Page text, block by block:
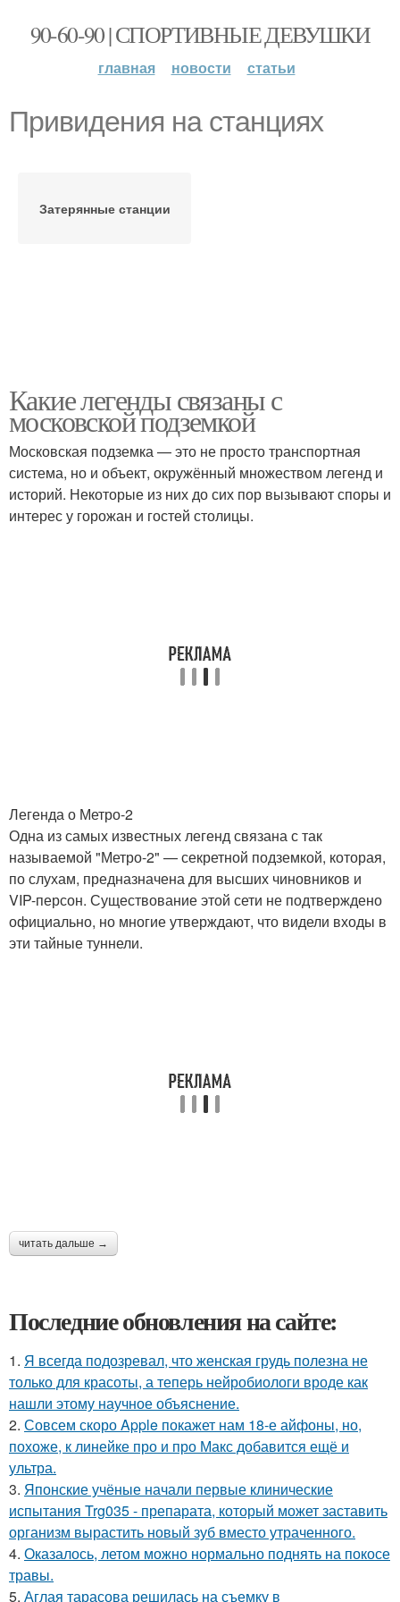
90-60-90 | СПОРТИВНЫЕ ДЕВУШКИ
главная новости статьи
Привидения на станциях
Затерянные станции
Какие легенды связаны с
московской подземкой
Московская подземка — это не просто транспортная
система, но и объект, окружённый множеством легенд и
историй. Некоторые из них до сих пор вызывают споры и
интерес у горожан и гостей столицы.
Легенда о Метро-2
Одна из самых известных легенд связана с так
называемой "Метро-2" — секретной подземкой, которая,
по слухам, предназначена для высших чиновников и
VIP-персон. Существование этой сети не подтверждено
официально, но многие утверждают, что видели входы в
эти тайные туннели.
читать дальше →
Последние обновления на сайте:
1. Я всегда подозревал, что женская грудь полезна не
только для красоты, а теперь нейробиологи вроде как
нашли этому научное объяснение.
2. Совсем скоро Apple покажет нам 18-е айфоны, но,
похоже, к линейке про и про Макс добавится ещё и
ультра.
3. Японские учёные начали первые клинические
испытания Trg035 - препарата, который может заставить
организм вырастить новый зуб вместо утраченного.
4. Оказалось, летом можно нормально поднять на покосе
травы.
5. Аглая тарасова решилась на съемку в